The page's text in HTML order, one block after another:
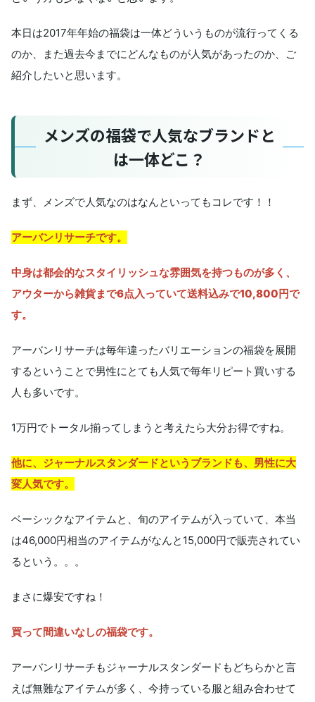
本日は2017年年始の福袋は一体どういうものが流行ってくる
のか、また過去今までにどんなものが人気があったのか、ご
紹介したいと思います。
メンズの福袋で人気なブランドと
は一体どこ？
まず、メンズで人気なのはなんといってもコレです！！
アーバンリサーチです。
中身は都会的なスタイリッシュな雰囲気を持つものが多く、
アウターから雑貨まで6点入っていて送料込みで10,800円で
す。
アーバンリサーチは毎年違ったバリエーションの福袋を展開
するということで男性にとても人気で毎年リピート買いする
人も多いです。
1万円でトータル揃ってしまうと考えたら大分お得ですね。
他に、ジャーナルスタンダードというブランドも、男性に大
変人気です。
ベーシックなアイテムと、旬のアイテムが入っていて、本当
は46,000円相当のアイテムがなんと15,000円で販売されてい
るという。。。
まさに爆安ですね！
買って間違いなしの福袋です。
アーバンリサーチもジャーナルスタンダードもどちらかと言
えば無難なアイテムが多く、今持っている服と組み合わせて